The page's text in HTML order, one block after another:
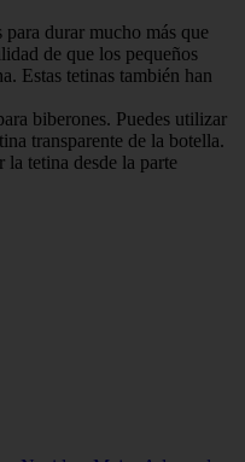
para durar mucho más que
de que los pequeños
Estas tetinas también han
biberones. Puedes utilizar
transparente de la botella.
la tetina desde la parte